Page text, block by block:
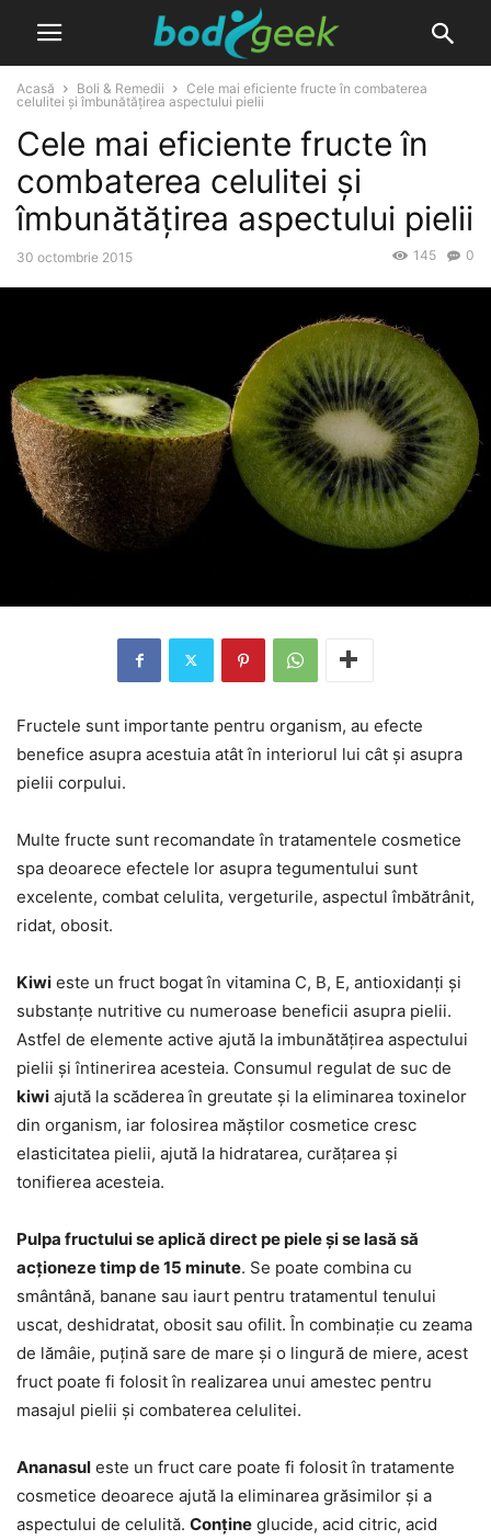
Acasă Boli & Remedii
Cele mai eficiente fructe în combaterea
celulitei și îmbunătățirea aspectului pielii
Cele mai eficiente fructe în
combaterea celulitei și
îmbunătățirea aspectului pielii
30 octombrie 2015 0
145
Fructele sunt importante pentru organism, au efecte
benefice asupra acestuia atât în interiorul lui cât și asupra
pielii corpului.
Multe fructe sunt recomandate în tratamentele cosmetice
spa deoarece efectele lor asupra tegumentului sunt
excelente, combat celulita, vergeturile, aspectul îmbătrânit,
ridat, obosit.
Kiwi este un fruct bogat în vitamina C, B, E, antioxidanți și
substanțe nutritive cu numeroase beneficii asupra pielii.
Astfel de elemente active ajută la imbunătățirea aspectului
pielii și întinerirea acesteia. Consumul regulat de suc de
kiwi ajută la scăderea în greutate și la eliminarea toxinelor
din organism, iar folosirea măștilor cosmetice cresc
elasticitatea pielii, ajută la hidratarea, curățarea și
tonifierea acesteia.
Pulpa fructului se aplică direct pe piele și se lasă să
acționeze timp de 15 minute. Se poate combina cu
smântână, banane sau iaurt pentru tratamentul tenului
uscat, deshidratat, obosit sau ofilit. În combinație cu zeama
de lămâie, puțină sare de mare și o lingură de miere, acest
fruct poate fi folosit în realizarea unui amestec pentru
masajul pielii și combaterea celulitei.
Ananasul este un fruct care poate fi folosit în tratamente
cosmetice deoarece ajută la eliminarea grăsimilor și a
aspectului de celulită. Conține glucide, acid citric, acid